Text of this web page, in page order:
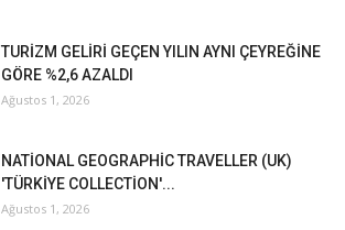
TURİZM GELİRİ GEÇEN YILIN AYNI ÇEYREĞİNE
GÖRE %2,6 AZALDI
Ağustos 1, 2026
NATİONAL GEOGRAPHİC TRAVELLER (UK)
'TÜRKİYE COLLECTİON'...
Ağustos 1, 2026